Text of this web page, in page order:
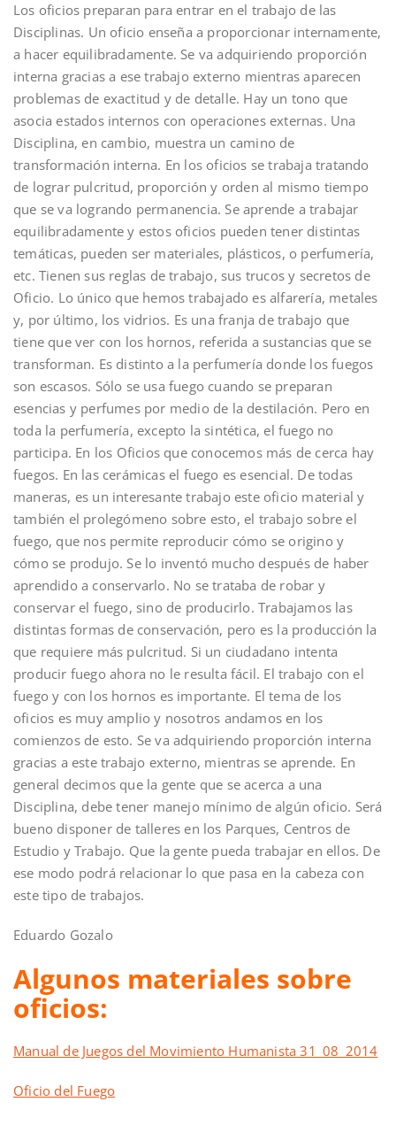
Los oficios preparan para entrar en el trabajo de las
Disciplinas. Un oficio enseña a proporcionar internamente,
a hacer equilibradamente. Se va adquiriendo proporción
interna gracias a ese trabajo externo mientras aparecen
problemas de exactitud y de detalle. Hay un tono que
asocia estados internos con operaciones externas. Una
Disciplina, en cambio, muestra un camino de
transformación interna. En los oficios se trabaja tratando
de lograr pulcritud, proporción y orden al mismo tiempo
que se va logrando permanencia. Se aprende a trabajar
equilibradamente y estos oficios pueden tener distintas
temáticas, pueden ser materiales, plásticos, o perfumería,
etc. Tienen sus reglas de trabajo, sus trucos y secretos de
Oficio. Lo único que hemos trabajado es alfarería, metales
y, por último, los vidrios. Es una franja de trabajo que
tiene que ver con los hornos, referida a sustancias que se
transforman. Es distinto a la perfumería donde los fuegos
son escasos. Sólo se usa fuego cuando se preparan
esencias y perfumes por medio de la destilación. Pero en
toda la perfumería, excepto la sintética, el fuego no
participa. En los Oficios que conocemos más de cerca hay
fuegos. En las cerámicas el fuego es esencial. De todas
maneras, es un interesante trabajo este oficio material y
también el prolegómeno sobre esto, el trabajo sobre el
fuego, que nos permite reproducir cómo se origino y
cómo se produjo. Se lo inventó mucho después de haber
aprendido a conservarlo. No se trataba de robar y
conservar el fuego, sino de producirlo. Trabajamos las
distintas formas de conservación, pero es la producción la
que requiere más pulcritud. Si un ciudadano intenta
producir fuego ahora no le resulta fácil. El trabajo con el
fuego y con los hornos es importante. El tema de los
oficios es muy amplio y nosotros andamos en los
comienzos de esto. Se va adquiriendo proporción interna
gracias a este trabajo externo, mientras se aprende. En
general decimos que la gente que se acerca a una
Disciplina, debe tener manejo mínimo de algún oficio. Será
bueno disponer de talleres en los Parques, Centros de
Estudio y Trabajo. Que la gente pueda trabajar en ellos. De
ese modo podrá relacionar lo que pasa en la cabeza con
este tipo de trabajos.
Eduardo Gozalo
Algunos materiales sobre
oficios:
Manual de Juegos del Movimiento Humanista 31_08_2014
Oficio del Fuego